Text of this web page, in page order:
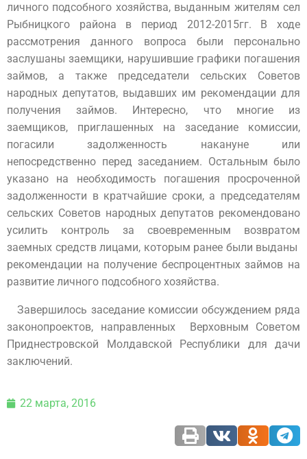
личного подсобного хозяйства, выданным жителям сел
Рыбницкого района в период 2012-2015гг. В ходе
рассмотрения данного вопроса были персонально
заслушаны заемщики, нарушившие графики погашения
займов, а также председатели сельских Советов
народных депутатов, выдавших им рекомендации для
получения займов. Интересно, что многие из
заемщиков, приглашенных на заседание комиссии,
погасили задолженность накануне или
непосредственно перед заседанием. Остальным было
указано на необходимость погашения просроченной
задолженности в кратчайшие сроки, а председателям
сельских Советов народных депутатов рекомендовано
усилить контроль за своевременным возвратом
заемных средств лицами, которым ранее были выданы
рекомендации на получение беспроцентных займов на
развитие личного подсобного хозяйства.
Завершилось заседание комиссии обсуждением ряда
законопроектов, направленных Верховным Советом
Приднестровской Молдавской Республики для дачи
заключений.
22 марта, 2016